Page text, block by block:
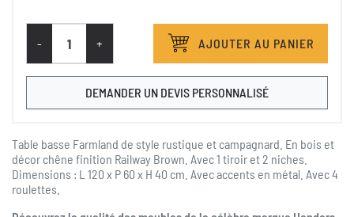
- + AJOUTER AU PANIER
DEMANDER UN DEVIS PERSONNALISÉ
Table basse Farmland de style rustique et campagnard. En bois et
décor chêne finition Railway Brown. Avec 1 tiroir et 2 niches.
Dimensions : L 120 x P 60 x H 40 cm. Avec accents en métal. Avec 4
roulettes.